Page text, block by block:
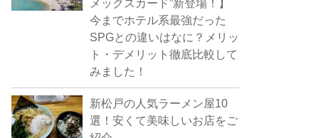
メックスカード”新登場！】
今までホテル系最強だった
SPGとの違いはなに？メリッ
ト・デメリット徹底比較して
みました！
新松戸の人気ラーメン屋10
選！安くて美味しいお店をご